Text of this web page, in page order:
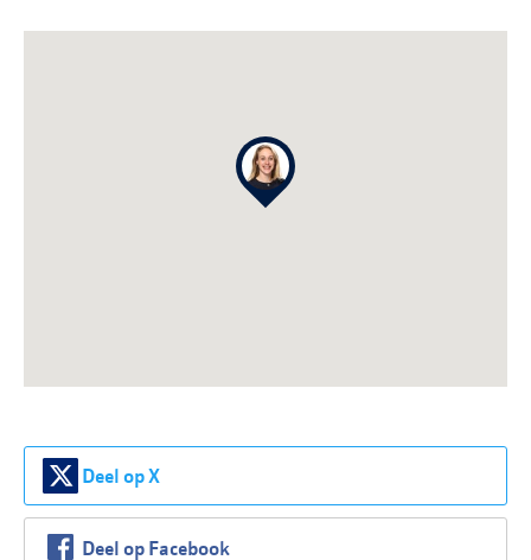
Deel op X
Deel op Facebook